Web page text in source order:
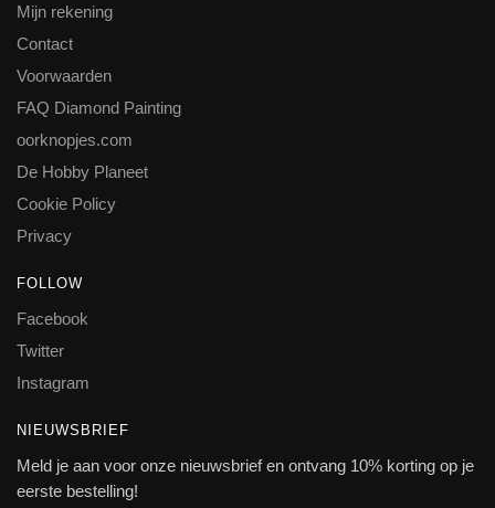
Mijn rekening
Contact
Voorwaarden
FAQ Diamond Painting
oorknopjes.com
De Hobby Planeet
Cookie Policy
Privacy
FOLLOW
Facebook
Twitter
Instagram
NIEUWSBRIEF
Meld je aan voor onze nieuwsbrief en ontvang 10% korting op je
eerste bestelling!